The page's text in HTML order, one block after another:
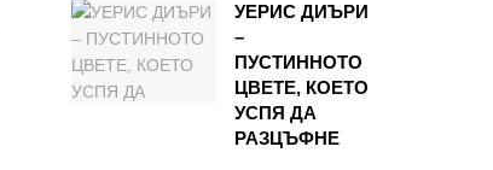
УЕРИС ДИЪРИ
–
ПУСТИННОТО
ЦВЕТЕ, КОЕТО
УСПЯ ДА
РАЗЦЪФНЕ